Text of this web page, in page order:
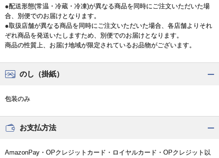
●配送形態(常温・冷蔵・冷凍)が異なる商品を同時にご注文いただいた場
合、別便でのお届けとなります。
●取扱店舗が異なる商品を同時にご注文いただいた場合、各店舗よりそれ
ぞれ商品を発送いたしますため、別便でのお届けとなります。
商品の性質上、お届け地域が限定されているお品物がございます。
のし（掛紙）
包装のみ
お支払方法
AmazonPay・OPクレジットカード・ロイヤルカード・OPクレジット以